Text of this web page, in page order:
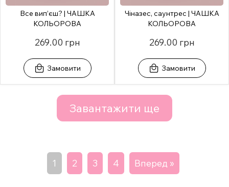
Все вип’єш? | ЧАШКА
КОЛЬОРОВА
269.00 грн
Замовити
Чіназес, саунтрес | ЧАШКА
КОЛЬОРОВА
269.00 грн
Замовити
Завантажити ще
1 2 3 4 Вперед »